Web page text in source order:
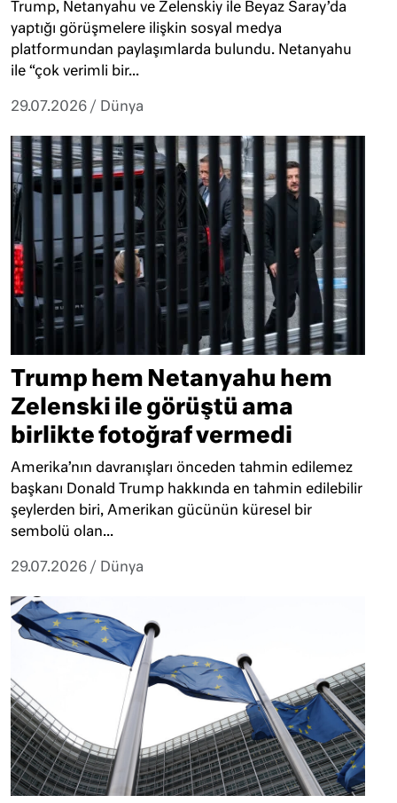
Trump, Netanyahu ve Zelenskiy ile Beyaz Saray’da
yaptığı görüşmelere ilişkin sosyal medya
platformundan paylaşımlarda bulundu. Netanyahu
ile “çok verimli bir...
29.07.2026 / Dünya
Trump hem Netanyahu hem
Zelenski ile görüştü ama
birlikte fotoğraf vermedi
Amerika’nın davranışları önceden tahmin edilemez
başkanı Donald Trump hakkında en tahmin edilebilir
şeylerden biri, Amerikan gücünün küresel bir
sembolü olan...
29.07.2026 / Dünya